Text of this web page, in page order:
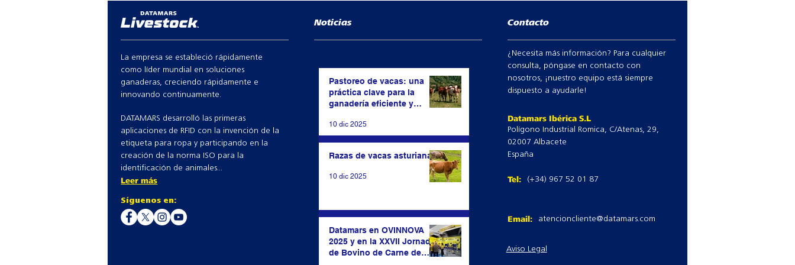
La empresa se estableció rápidamente
como líder mundial en soluciones
ganaderas, creciendo rápidamente e
innovando continuamente.
DATAMARS desarrolló las primeras
aplicaciones de RFID con la invención de la
etiqueta para ropa y participando en la
creación de la norma ISO para la
identificación de animales...
Leer más
Síguenos en:
Noticias
Pastoreo de vacas: una
práctica clave para la
ganadería eficiente y
10 dic 2025
Razas de vacas asturianas
10 dic 2025
Datamars en OVINNOVA
2025 y en la XXVII Jornada
de Bovino de Carne de
Contacto
¿Necesita más información? Para cualquier
consulta, póngase en contacto con
nosotros, ¡nuestro equipo está siempre
dispuesto a ayudarle!
Datamars Ibérica S.L
Polígono Industrial Romica, C/Atenas, 29,
02007 Albacete
España
Tel: (+34) 967 52 01 87
Email: atencioncliente@datamars.com
Aviso Legal